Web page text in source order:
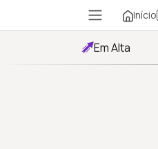
Início
Em Alta